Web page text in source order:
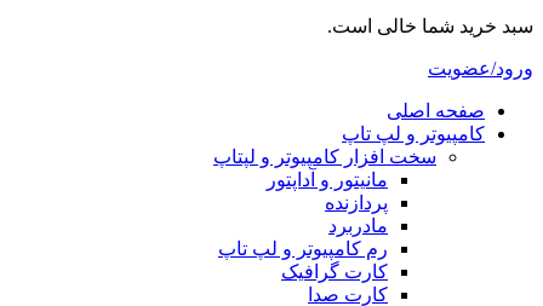
سبد خرید شما خالی است.
ورود/عضویت
صفحه اصلی
کامپیوتر و‌‌‌‌‌ لپ تاپ
سخت افزار کامپیوتر و لپتاپ
مانیتور و آداپتور
پردازنده
مادربرد
رم کامپیوتر و لپ تاپ
کارت گرافیک
کارت صدا